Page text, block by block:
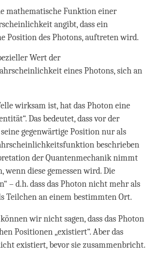
mathematische Funktion einer
angibt, dass ein
Position des Photons, auftreten wird.
Wert der
eines Photons, sich an
wirksam ist, hat das Photon eine
Das bedeutet, dass vor der
gegenwärtige Position nur als
beschrieben
der Quantenmechanik nimmt
diese gemessen wird. Die
– d.h. dass das Photon nicht mehr als
Teilchen an einem bestimmten Ort.
wir nicht sagen, dass das Photon
Positionen „existiert“. Aber das
existiert, bevor sie zusammenbricht.